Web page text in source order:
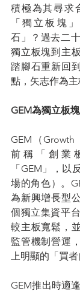
積極為其尋求
「獨立板塊
石」？過去二
獨立板塊到主
踏腳石重新回
點，矢志作為主
GEM為獨立板塊
GEM（Growth
前稱「創業
「GEM」，以
場的角色）。
為新興增長型
個獨立集資平
較主板寬鬆，
監管機制營運
上明顯的「買者
GEM推出時適